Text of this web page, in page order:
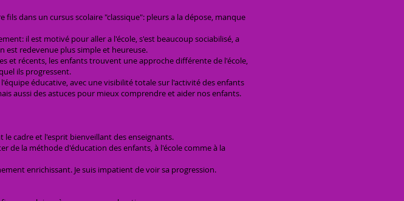
dans un cursus scolaire "classique": pleurs a la dépose, manque
il est motivé pour aller a l'école, s'est beaucoup sociabilisé, a
est redevenue plus simple et heureuse.
et récents, les enfants trouvent une approche différente de l'école,
ils progressent.
éducative, avec une visibilité totale sur l'activité des enfants
aussi des astuces pour mieux comprendre et aider nos enfants.
le cadre et l'esprit bienveillant des enseignants.
de la méthode d'éducation des enfants, à l'école comme à la
enrichissant. Je suis impatient de voir sa progression.